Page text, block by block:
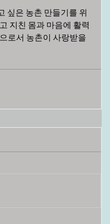
싶은 농촌 만들기를 위
지친 몸과 마음에 활력
로서 농촌이 사랑받을